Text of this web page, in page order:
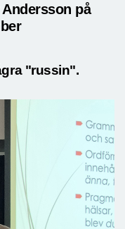
på
"russin".